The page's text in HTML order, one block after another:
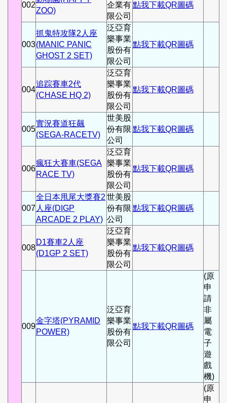
002
ZOO)
企業有
限公司
點我下載QR圖碼
003
抓鬼特攻隊2人座
(MANIC PANIC
GHOST 2 SET)
泛亞育
樂事業
股份有
限公司
點我下載QR圖碼
004
追踪賽車2代
(CHASE HQ 2)
泛亞育
樂事業
股份有
限公司
點我下載QR圖碼
005
實況賽道狂飆
(SEGA-RACETV)
世美股
份有限
公司
點我下載QR圖碼
006
瘋狂大賽車(SEGA
RACE TV)
泛亞育
樂事業
股份有
限公司
點我下載QR圖碼
007
全日本甩尾大獎賽2
人座(DIGP
ARCADE 2 PLAY)
世美股
份有限
公司
點我下載QR圖碼
008
D1賽車2人座
(D1GP 2 SET)
泛亞育
樂事業
股份有
限公司
點我下載QR圖碼
009
金字塔(PYRAMID
POWER)
泛亞育
樂事業
股份有
限公司
點我下載QR圖碼
(原
申
請
非
屬
電
子
遊
戲
機)
(原
申